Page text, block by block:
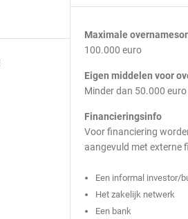
Maximale
100.000 euro
Eigen middelen voor
Minder dan 50.000 euro
Financieringsinfo
Voor financiering
aangevuld met externe
Een informal investor/
Het zakelijk netwerk
Een bank